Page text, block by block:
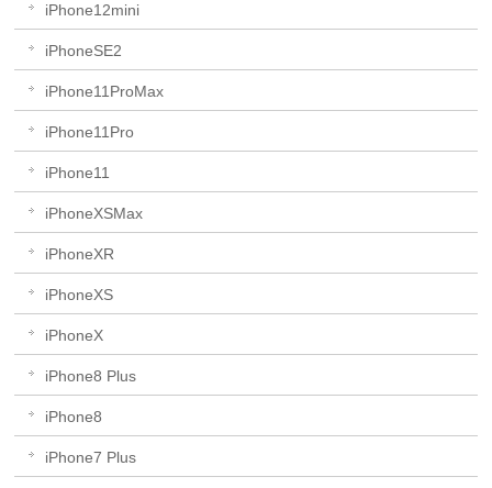
iPhone12mini
iPhoneSE2
iPhone11ProMax
iPhone11Pro
iPhone11
iPhoneXSMax
iPhoneXR
iPhoneXS
iPhoneX
iPhone8 Plus
iPhone8
iPhone7 Plus